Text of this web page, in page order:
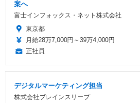
案へ
富士インフォックス・ネット株式会社
東京都
月給28万7,000円～39万4,000円
正社員
デジタルマーケティング担当
株式会社ブレインスリープ